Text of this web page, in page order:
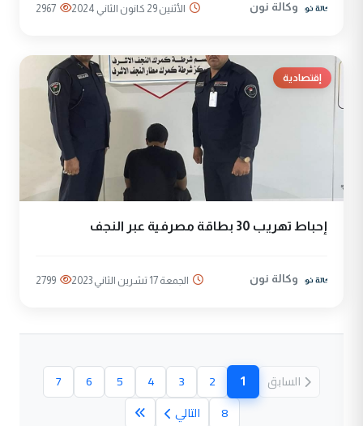
وكالة نون الأثنين 29 كانون الثاني 2024 2967
إقتصادية
إحباط تهريب 30 بطاقة مصرفية عبر النجف
وكالة نون الجمعة 17 تشرين الثاني 2023 2799
السابق 1
(الصفحة الحالية)
2
3
4
5
6
7
8
التالي